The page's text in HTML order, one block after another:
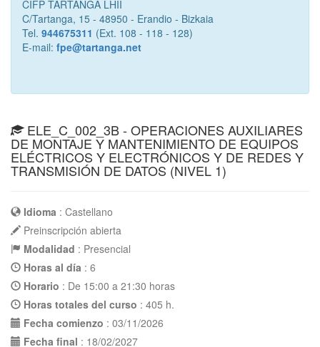
CIFP TARTANGA LHII
C/Tartanga, 15 - 48950 - Erandio - Bizkaia
Tel. 944675311 (Ext. 108 - 118 - 128)
E-mail: fpe@tartanga.net
ELE_C_002_3B - OPERACIONES AUXILIARES
DE MONTAJE Y MANTENIMIENTO DE EQUIPOS
ELÉCTRICOS Y ELECTRÓNICOS Y DE REDES Y
TRANSMISIÓN DE DATOS (NIVEL 1)
Idioma : Castellano
Preinscripción abierta
Modalidad : Presencial
Horas al día : 6
Horario : De 15:00 a 21:30 horas
Horas totales del curso : 405 h.
Fecha comienzo : 03/11/2026
Fecha final : 18/02/2027